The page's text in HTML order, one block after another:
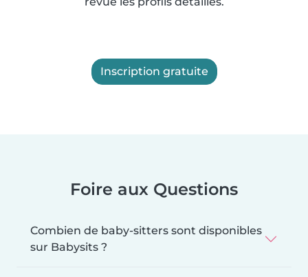
Inscription gratuite
Foire aux Questions
Combien de baby-sitters sont disponibles
sur Babysits ?